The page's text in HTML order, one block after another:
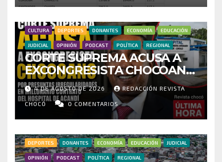
FRAUDE
CULTURA DEPORTES DONANTES ECONOMÍA EDUCACIÓN
JUDICIAL OPINIÓN PODCAST POLÍTICA REGIONAL
CORTE SUPREMA ACUSA A
EXCONGRESISTA CHOCOANO
POR PRESUNTAS
IRREGULARIDADES EN
MILLONARIO CONTRATO DEL
HOSPITAL DE ACANDÍ
4 DE AGOSTO DE 2026 REDACCIÓN REVISTA
CHOCÓ 0 COMENTARIOS
DEPORTES DONANTES ECONOMÍA EDUCACIÓN JUDICIAL
OPINIÓN PODCAST POLÍTICA REGIONAL